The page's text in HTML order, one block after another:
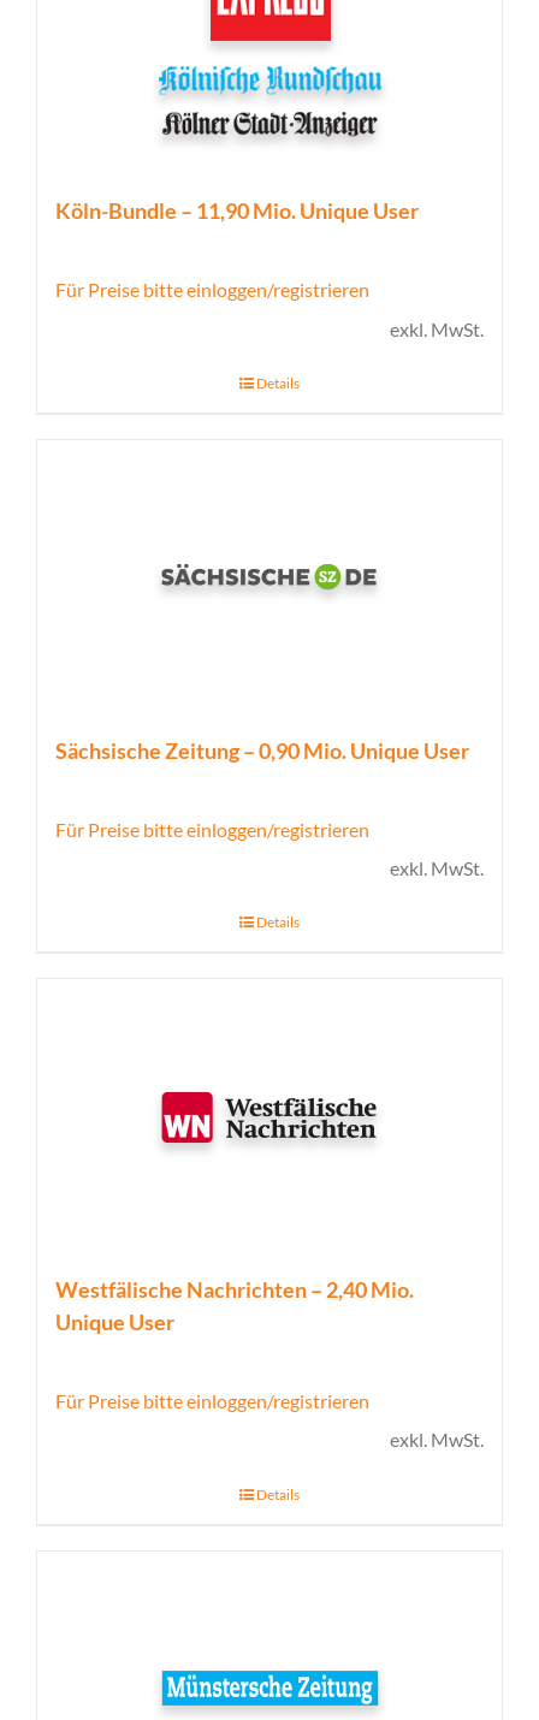
Köln-Bundle – 11,90 Mio. Unique User
Für Preise bitte einloggen/registrieren
exkl. MwSt.
Details
Sächsische Zeitung – 0,90 Mio. Unique User
Für Preise bitte einloggen/registrieren
exkl. MwSt.
Details
Westfälische Nachrichten – 2,40 Mio.
Unique User
Für Preise bitte einloggen/registrieren
exkl. MwSt.
Details